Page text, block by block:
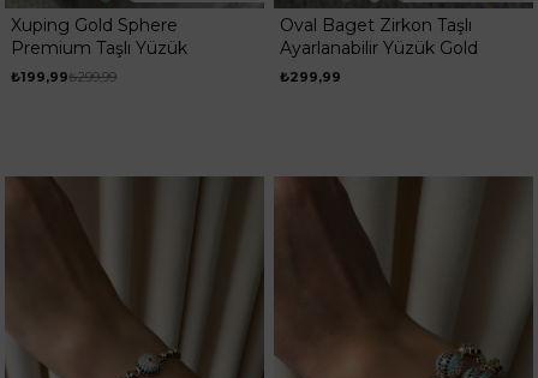
Xuping Gold Sphere
Premium Taşlı Yüzük
₺199,99₺299,99
Oval Baget Zirkon Taşlı
Ayarlanabilir Yüzük Gold
₺299,99